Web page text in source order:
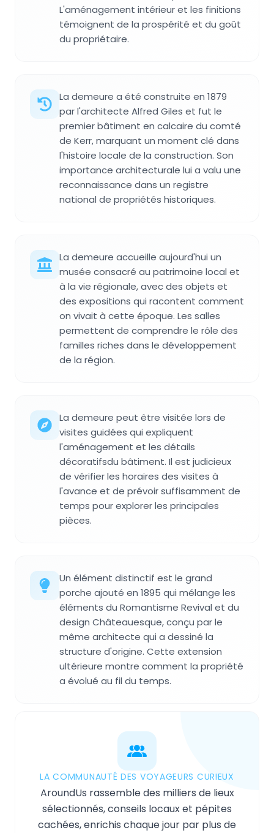
L'aménagement intérieur et les finitions
témoignent de la prospérité et du goût
du propriétaire.
La demeure a été construite en 1879
par l'architecte Alfred Giles et fut le
premier bâtiment en calcaire du comté
de Kerr, marquant un moment clé dans
l'histoire locale de la construction. Son
importance architecturale lui a valu une
reconnaissance dans un registre
national de propriétés historiques.
La demeure accueille aujourd'hui un
musée consacré au patrimoine local et
à la vie régionale, avec des objets et
des expositions qui racontent comment
on vivait à cette époque. Les salles
permettent de comprendre le rôle des
familles riches dans le développement
de la région.
La demeure peut être visitée lors de
visites guidées qui expliquent
l'aménagement et les détails
décoratifsdu bâtiment. Il est judicieux
de vérifier les horaires des visites à
l'avance et de prévoir suffisamment de
temps pour explorer les principales
pièces.
Un élément distinctif est le grand
porche ajouté en 1895 qui mélange les
éléments du Romantisme Revival et du
design Châteauesque, conçu par le
même architecte qui a dessiné la
structure d'origine. Cette extension
ultérieure montre comment la propriété
a évolué au fil du temps.
LA COMMUNAUTÉ DES VOYAGEURS CURIEUX
AroundUs rassemble des milliers de lieux
sélectionnés, conseils locaux et pépites
cachées, enrichis chaque jour par plus de